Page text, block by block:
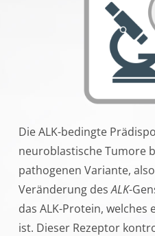
Die ALK-bedingte
neuroblastische Tumore
pathogenen Variante,
Veränderung desALK-
das ALK-Protein,
ist. Dieser Rezeptor